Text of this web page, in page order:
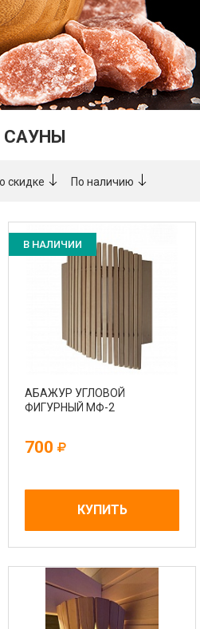
САУНЫ
скидке По наличию
В НАЛИЧИИ
АБАЖУР УГЛОВОЙ
ФИГУРНЫЙ МФ-2
700
КУПИТЬ